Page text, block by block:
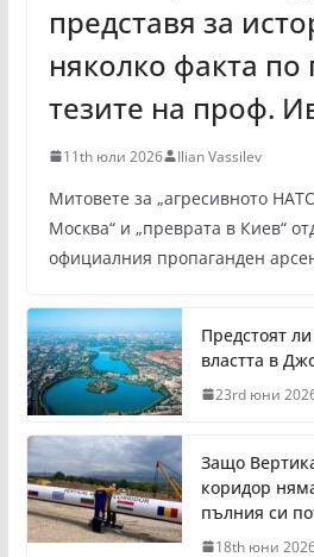
представя за
няколко факта по
тезите на проф.
11th юли 2026 Ilian Vassilev
Митовете за „агресивното
Москва“ и „преврата в Киев“
официалния пропаганден
Предстоят
властта в
23rd юни
Защо
коридор
пълния си
18th юни